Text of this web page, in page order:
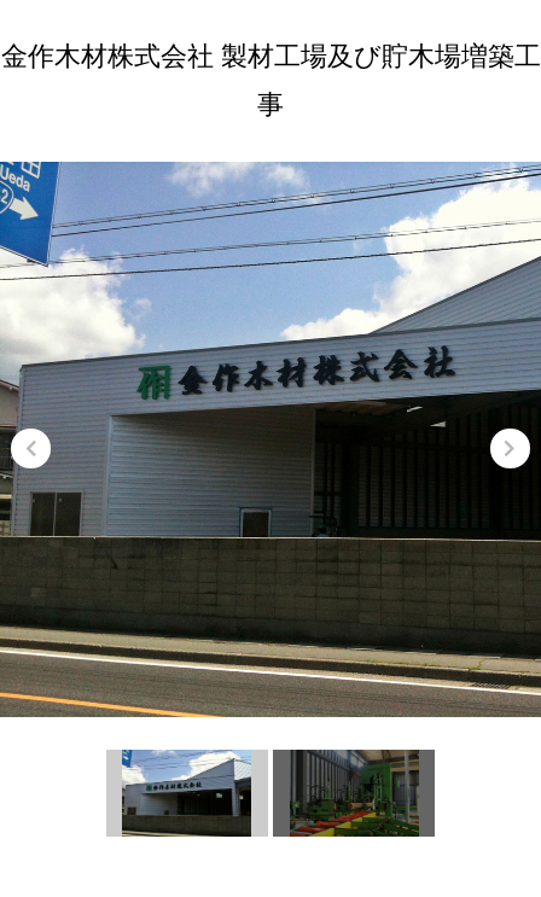
金作木材株式会社 製材工場及び貯木場増築工
事